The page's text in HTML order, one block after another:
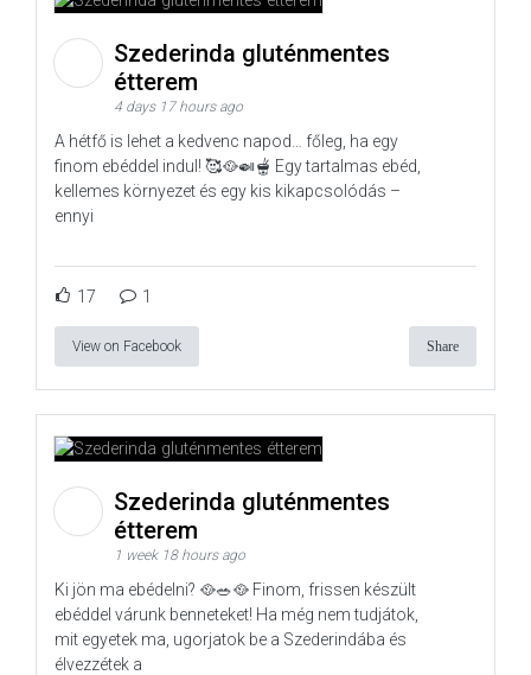
Szederinda gluténmentes
étterem
4 days 17 hours ago
A hétfő is lehet a kedvenc napod… főleg, ha egy
finom ebéddel indul! 🥰🥘🍛🫕 Egy tartalmas ebéd,
kellemes környezet és egy kis kikapcsolódás –
ennyi
17 1
View on Facebook Share
Szederinda gluténmentes
étterem
1 week 18 hours ago
Ki jön ma ebédelni? 🥘🥗🥘 Finom, frissen készült
ebéddel várunk benneteket! Ha még nem tudjátok,
mit egyetek ma, ugorjatok be a Szederindába és
élvezzétek a